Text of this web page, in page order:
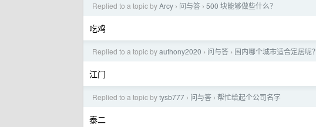
Replied to a topic byArcy › 问与答 › 500 块能够做些什么？
吃鸡
Replied to a topic byauthony2020 › 问与答 › 国内哪个城市适合定居呢？
江门
Replied to a topic bytysb777 › 问与答 › 帮忙给起个公司名字
泰二